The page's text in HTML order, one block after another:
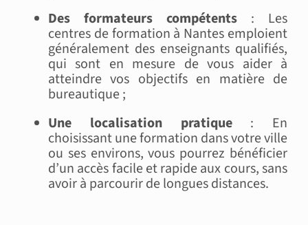
Des formateurs compétents : Les
centres de formation à Nantes emploient
généralement des enseignants qualifiés,
qui sont en mesure de vous aider à
atteindre vos objectifs en matière de
bureautique ;
Une localisation pratique: En
choisissant une formation dans votre ville
ou ses environs, vous pourrez bénéficier
d’un accès facile et rapide aux cours, sans
avoir à parcourir de longues distances.